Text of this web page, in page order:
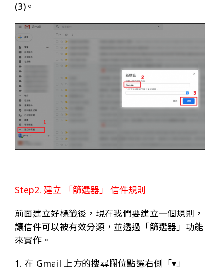
(3)。
Step2. 建立 「篩選器」 信件規則
前面建立好標籤後，現在我們要建立一個規則，
讓信件可以被有效分類，並透過「篩選器」功能
來實作。
1. 在 Gmail 上方的搜尋欄位點選右側「▾」